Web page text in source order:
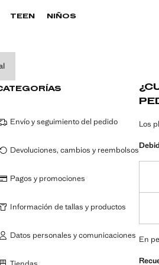
TEEN NIÑOS
Los
En
Envío y seguimiento del pedido
Devoluciones, cambios y reembolsos
Pagos y promociones
Información de tallas y productos
Datos personales y comunicaciones